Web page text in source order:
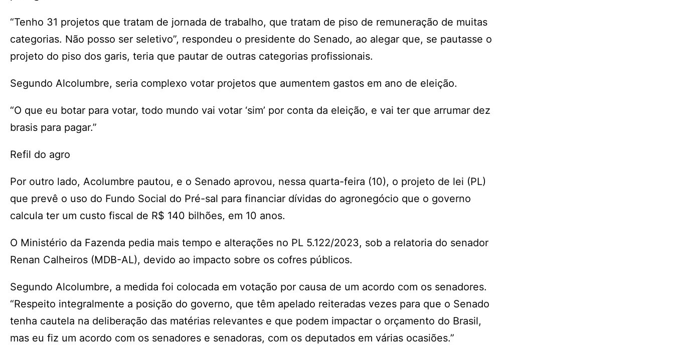
“Tenho 31 projetos que tratam de jornada de trabalho, que tratam de piso de remuneração de muitas
categorias. Não posso ser seletivo”, respondeu o presidente do Senado, ao alegar que, se pautasse o
projeto do piso dos garis, teria que pautar de outras categorias profissionais.
Segundo Alcolumbre, seria complexo votar projetos que aumentem gastos em ano de eleição.
“O que eu botar para votar, todo mundo vai votar ‘sim’ por conta da eleição, e vai ter que arrumar dez
brasis para pagar.”
Refil do agro
Por outro lado, Acolumbre pautou, e o Senado aprovou, nessa quarta-feira (10), o projeto de lei (PL)
que prevê o uso do Fundo Social do Pré-sal para financiar dívidas do agronegócio que o governo
calcula ter um custo fiscal de R$ 140 bilhões, em 10 anos.
O Ministério da Fazenda pedia mais tempo e alterações no PL 5.122/2023, sob a relatoria do senador
Renan Calheiros (MDB-AL), devido ao impacto sobre os cofres públicos.
Segundo Alcolumbre, a medida foi colocada em votação por causa de um acordo com os senadores.
“Respeito integralmente a posição do governo, que têm apelado reiteradas vezes para que o Senado
tenha cautela na deliberação das matérias relevantes e que podem impactar o orçamento do Brasil,
mas eu fiz um acordo com os senadores e senadoras, com os deputados em várias ocasiões.”